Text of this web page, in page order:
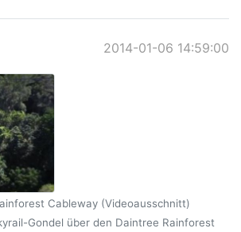
2014-01-06 14:59:00
Cableway (Videoausschnitt)
Gondel über den Daintree Rainforest